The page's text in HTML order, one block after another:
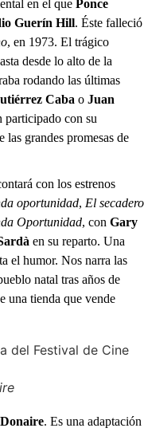
en el que Ponce
Guerín Hill. Éste falleció
, en 1973. El trágico
desde lo alto de la
rodando las últimas
Caba o Juan
participado con su
grandes promesas de
con los estrenos
oportunidad, El secadero
Oportunidad, con Gary
en su reparto. Una
el humor. Nos narra las
natal tras años de
una tienda que vende
. Es una adaptación